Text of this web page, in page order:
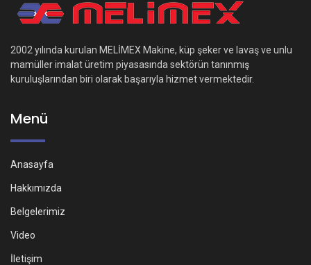
2002 yılında kurulan MELİMEX Makine, küp şeker ve lavaş ve unlu
mamüller imalat üretim piyasasında sektörün tanınmış
kuruluşlarından biri olarak başarıyla hizmet vermektedir.
Menü
Anasayfa
Hakkımızda
Belgelerimiz
Video
İletişim